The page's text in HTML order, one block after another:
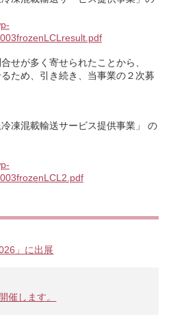
せが多く寄せられたことから、
ため、引き続き、当事業の２次募
凍混載輸送サービス提供事業」 の
」に出展
します。